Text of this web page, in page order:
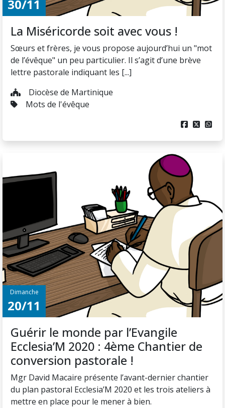
30/11
La Miséricorde soit avec vous !
Sœurs et frères, je vous propose aujourd’hui un "mot
de l’évêque" un peu particulier. Il s’agit d’une brève
lettre pastorale indiquant les [...]
Diocèse de Martinique
Mots de l'évêque
  
Dimanche
20/11
Guérir le monde par l’Evangile
Ecclesia’M 2020 : 4ème Chantier de
conversion pastorale !
Mgr David Macaire présente l’avant-dernier chantier
du plan pastoral Ecclesia’M 2020 et les trois ateliers à
mettre en place pour le mener à bien.